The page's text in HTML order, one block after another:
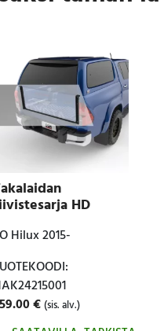
HD
Hilux 2015-
€ (sis. alv.)